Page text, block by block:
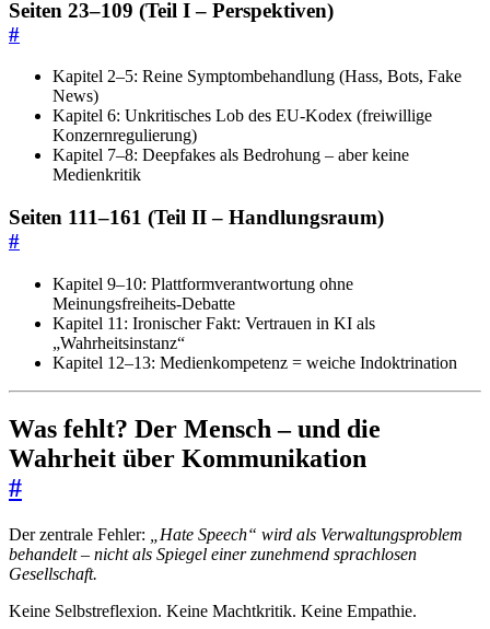
Seiten 23–109 (Teil I – Perspektiven)
#
Kapitel 2–5: Reine Symptombehandlung (Hass, Bots, Fake
News)
Kapitel 6: Unkritisches Lob des EU-Kodex (freiwillige
Konzernregulierung)
Kapitel 7–8: Deepfakes als Bedrohung – aber keine
Medienkritik
Seiten 111–161 (Teil II – Handlungsraum)
#
Kapitel 9–10: Plattformverantwortung ohne
Meinungsfreiheits-Debatte
Kapitel 11: Ironischer Fakt: Vertrauen in KI als
„Wahrheitsinstanz“
Kapitel 12–13: Medienkompetenz = weiche Indoktrination
Was fehlt? Der Mensch – und die
Wahrheit über Kommunikation
#
Der zentrale Fehler:
„Hate Speech“ wird als Verwaltungsproblem
behandelt – nicht als Spiegel einer zunehmend sprachlosen
Gesellschaft.
Keine Selbstreflexion. Keine Machtkritik. Keine Empathie.